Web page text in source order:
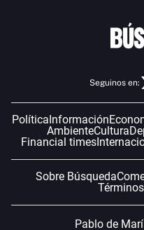
Seguinos en:
Política Información
AmbienteCultura
Financial times
Sobre Búsqueda
Pablo de